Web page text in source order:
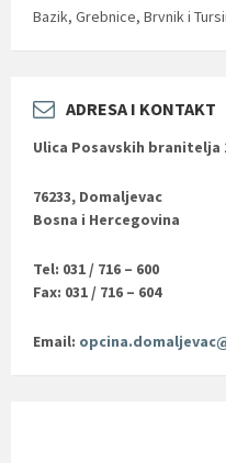
Bazik, Grebnice, Brvnik i
ADRESA I KONTAKT
Ulica Posavskih branitelja
76233, Domaljevac
Bosna i Hercegovina
Tel: 031 / 716 – 600
Fax: 031 / 716 – 604
Email: